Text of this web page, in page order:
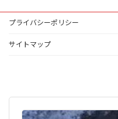
プライバシーポリシー
サイトマップ